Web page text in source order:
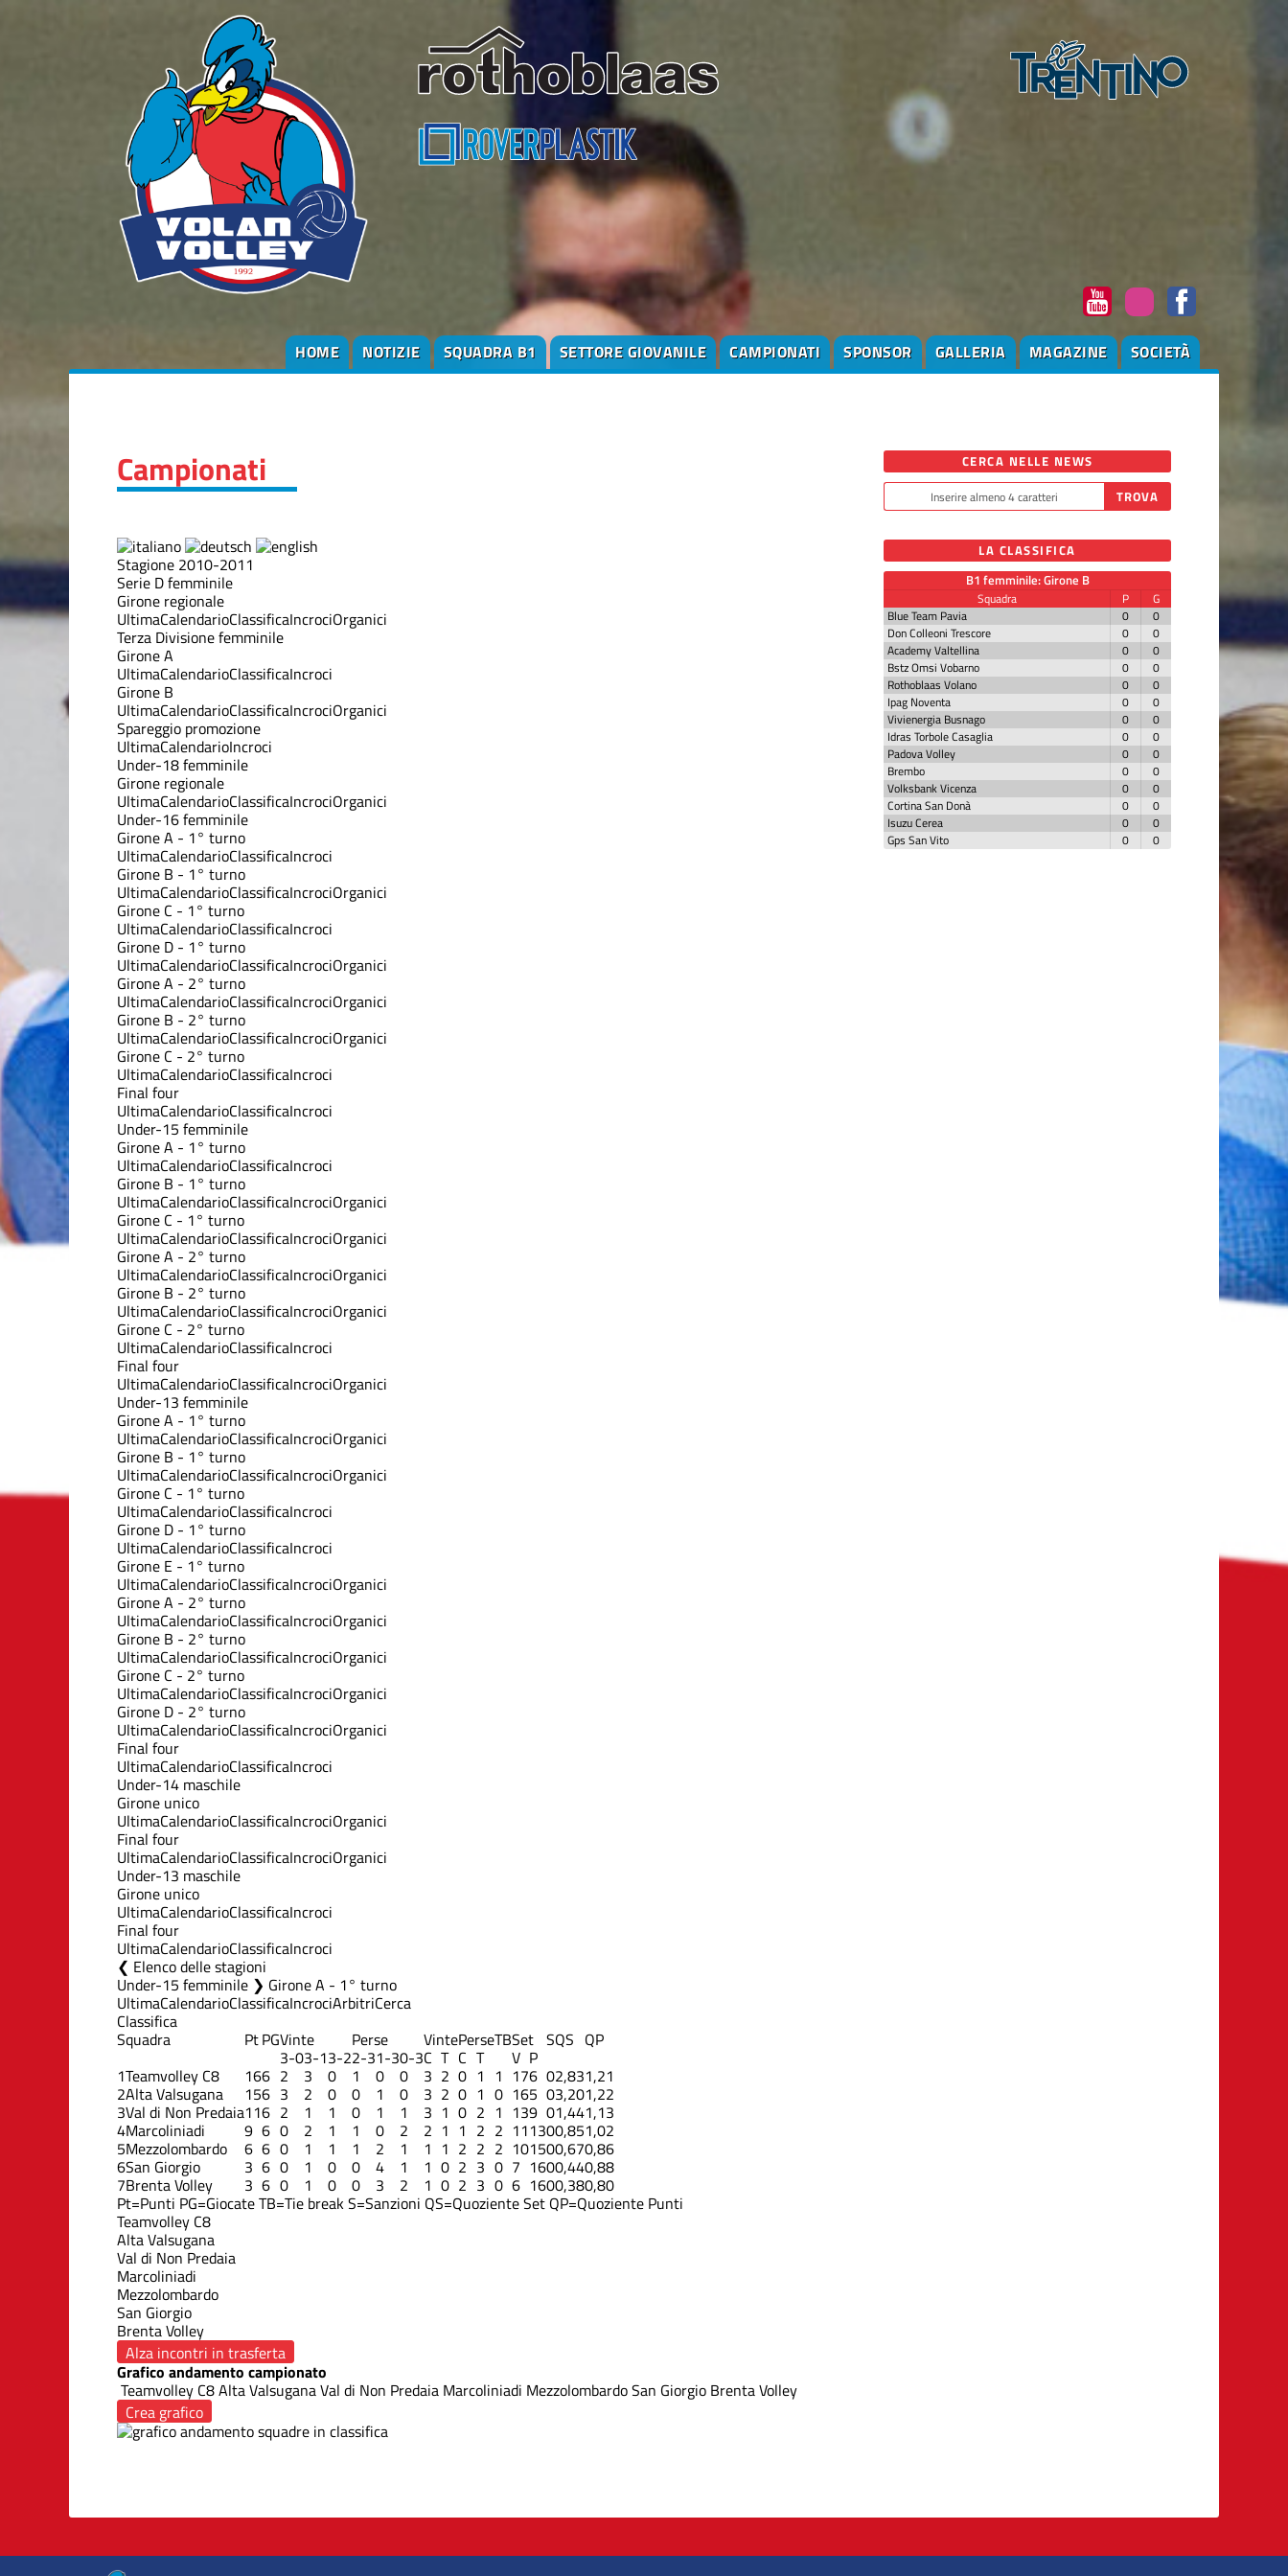
HOME NOTIZIE SQUADRA B1 SETTORE GIOVANILE CAMPIONATI SPONSOR GALLERIA MAGAZINE SOCIETÀ
Campionati
Stagione 2010-2011
Serie D femminile
Girone regionale
UltimaCalendarioClassificaIncrociOrganici
Terza Divisione femminile
Girone A
UltimaCalendarioClassificaIncroci
Girone B
UltimaCalendarioClassificaIncrociOrganici
Spareggio promozione
UltimaCalendarioIncroci
Under-18 femminile
Girone regionale
UltimaCalendarioClassificaIncrociOrganici
Under-16 femminile
Girone A - 1° turno
UltimaCalendarioClassificaIncroci
Girone B - 1° turno
UltimaCalendarioClassificaIncrociOrganici
Girone C - 1° turno
UltimaCalendarioClassificaIncroci
Girone D - 1° turno
UltimaCalendarioClassificaIncrociOrganici
Girone A - 2° turno
UltimaCalendarioClassificaIncrociOrganici
Girone B - 2° turno
UltimaCalendarioClassificaIncrociOrganici
Girone C - 2° turno
UltimaCalendarioClassificaIncroci
Final four
UltimaCalendarioClassificaIncroci
Under-15 femminile
Girone A - 1° turno
UltimaCalendarioClassificaIncroci
Girone B - 1° turno
UltimaCalendarioClassificaIncrociOrganici
Girone C - 1° turno
UltimaCalendarioClassificaIncrociOrganici
Girone A - 2° turno
UltimaCalendarioClassificaIncrociOrganici
Girone B - 2° turno
UltimaCalendarioClassificaIncrociOrganici
Girone C - 2° turno
UltimaCalendarioClassificaIncroci
Final four
UltimaCalendarioClassificaIncrociOrganici
Under-13 femminile
Girone A - 1° turno
UltimaCalendarioClassificaIncrociOrganici
Girone B - 1° turno
UltimaCalendarioClassificaIncrociOrganici
Girone C - 1° turno
UltimaCalendarioClassificaIncroci
Girone D - 1° turno
UltimaCalendarioClassificaIncroci
Girone E - 1° turno
UltimaCalendarioClassificaIncrociOrganici
Girone A - 2° turno
UltimaCalendarioClassificaIncrociOrganici
Girone B - 2° turno
UltimaCalendarioClassificaIncrociOrganici
Girone C - 2° turno
UltimaCalendarioClassificaIncrociOrganici
Girone D - 2° turno
UltimaCalendarioClassificaIncrociOrganici
Final four
UltimaCalendarioClassificaIncroci
Under-14 maschile
Girone unico
UltimaCalendarioClassificaIncrociOrganici
Final four
UltimaCalendarioClassificaIncrociOrganici
Under-13 maschile
Girone unico
UltimaCalendarioClassificaIncroci
Final four
UltimaCalendarioClassificaIncroci
Elenco delle stagioni
Under-15 femminile ❯ Girone A - 1° turno
UltimaCalendarioClassificaIncrociArbitriCerca
Classifica
Squadra PtPGVinte Perse VintePerseTBSet SQS QP
3-03-13-22-31-30-3C T C T V P
1Teamvolley C8 166 2 3 0 1 0 0 3 2 0 1 1 176 02,831,21
2Alta Valsugana 156 3 2 0 0 1 0 3 2 0 1 0 165 03,201,22
3Val di Non Predaia116 2 1 1 0 1 1 3 1 0 2 1 139 01,441,13
4Marcoliniadi 9 6 0 2 1 1 0 2 2 1 1 2 2 111300,851,02
5Mezzolombardo 6 6 0 1 1 1 2 1 1 1 2 2 2 101500,670,86
6San Giorgio 3 6 0 1 0 0 4 1 1 0 2 3 0 7 1600,440,88
7Brenta Volley 3 6 0 1 0 0 3 2 1 0 2 3 0 6 1600,380,80
Pt=Punti PG=GiocateTB=Tie breakS=Sanzioni QS=Quoziente Set QP=Quoziente Punti
Teamvolley C8
Alta Valsugana
Val di Non Predaia
Marcoliniadi
Mezzolombardo
San Giorgio
Brenta Volley
Alza incontri in trasferta
Grafico andamento campionato
Teamvolley C8Alta ValsuganaVal di Non Predaia Marcoliniadi MezzolombardoSan Giorgio Brenta Volley
Crea grafico
CERCA NELLE NEWS
LA CLASSIFICA
B1 femminile: Girone B
Squadra P
G
Blue Team Pavia
0
0
Don Colleoni Trescore
0
0
Academy Valtellina
0
0
Bstz Omsi Vobarno
0
0
Rothoblaas Volano
0
0
Ipag Noventa
0
0
Vivienergia Busnago
0
0
Idras Torbole Casaglia
0
0
Padova Volley
0
0
Brembo
0
0
Volksbank Vicenza
0
0
Cortina San Donà
0
0
Isuzu Cerea
0
0
Gps San Vito
0 0